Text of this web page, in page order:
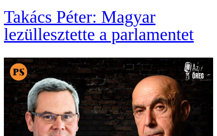
Takács Péter: Magyar
lezüllesztette a parlamentet